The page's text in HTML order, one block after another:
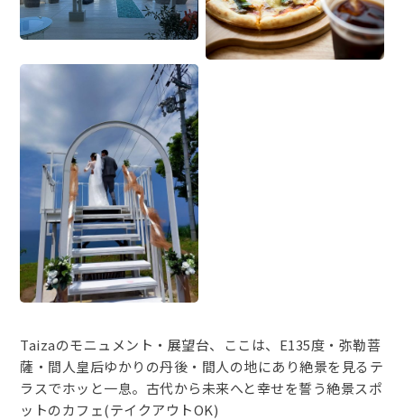
Taizaのモニュメント・展望台、ここは、E135度・弥勒菩
薩・間人皇后ゆかりの丹後・間人の地にあり絶景を見るテ
ラスでホッと一息。古代から未来へと幸せを誓う絶景スポ
ットのカフェ(テイクアウトOK)